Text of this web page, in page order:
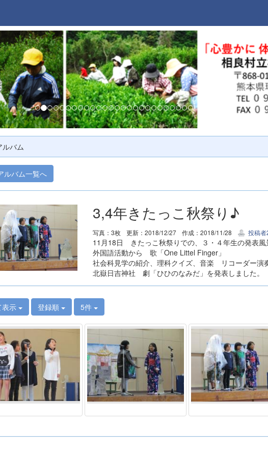
ルバム
ルバム一覧へ
3,4年きたっこ秋祭り♪
写真：3枚 更新：2018/12/27 作成：2018/11/28 投稿者
11月18日 きたっこ秋祭りでの、３・４年生の発表風
外国語活動から 歌「One Littel Finger」
社会科見学の紹介、理科クイズ、音楽 リコーダー演
北嶽日吉神社 劇「ひひのなみだ」を発表しました。
表示 登録順 5件